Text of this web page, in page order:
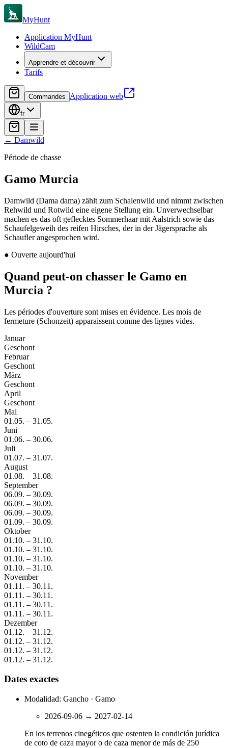
MyHunt
Application MyHunt
WildCam
Apprendre et découvrir
Tarifs
Commandes Application web
fr
← Damwild
Période de chasse
Gamo Murcia
Damwild (Dama dama) zählt zum Schalenwild und nimmt zwischen
Rehwild und Rotwild eine eigene Stellung ein. Unverwechselbar
machen es das oft geflecktes Sommerhaar mit Aalstrich sowie das
Schaufelgeweih des reifen Hirsches, der in der Jägersprache als
Schaufler angesprochen wird.
● Ouverte aujourd'hui
Quand peut-on chasser le Gamo en
Murcia ?
Les périodes d'ouverture sont mises en évidence. Les mois de
fermeture (Schonzeit) apparaissent comme des lignes vides.
Januar
Geschont
Februar
Geschont
März
Geschont
April
Geschont
Mai
01.05. – 31.05.
Juni
01.06. – 30.06.
Juli
01.07. – 31.07.
August
01.08. – 31.08.
September
06.09. – 30.09.
06.09. – 30.09.
06.09. – 30.09.
01.09. – 30.09.
Oktober
01.10. – 31.10.
01.10. – 31.10.
01.10. – 31.10.
01.10. – 31.10.
November
01.11. – 30.11.
01.11. – 30.11.
01.11. – 30.11.
01.11. – 30.11.
Dezember
01.12. – 31.12.
01.12. – 31.12.
01.12. – 31.12.
01.12. – 31.12.
Dates exactes
Modalidad: Gancho · Gamo
2026-09-06 → 2027-02-14
En los terrenos cinegéticos que ostenten la condición jurídica
de coto de caza mayor o de caza menor de más de 250